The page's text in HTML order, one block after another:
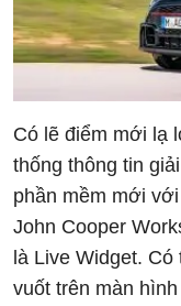
Có lẽ điểm mới lạ
thống thông tin
phần mềm mới
John Cooper
là Live Widget.
vuốt trên màn